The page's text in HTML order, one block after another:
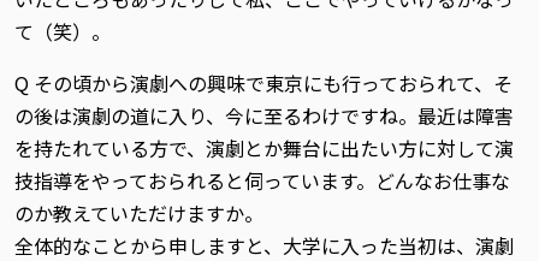
て（笑）。
Q その頃から演劇への興味で東京にも行っておられて、そ
の後は演劇の道に入り、今に至るわけですね。最近は障害
を持たれている方で、演劇とか舞台に出たい方に対して演
技指導をやっておられると伺っています。どんなお仕事な
のか教えていただけますか。
全体的なことから申しますと、大学に入った当初は、演劇